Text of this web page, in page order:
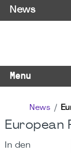
Menu
News
European
In den
News